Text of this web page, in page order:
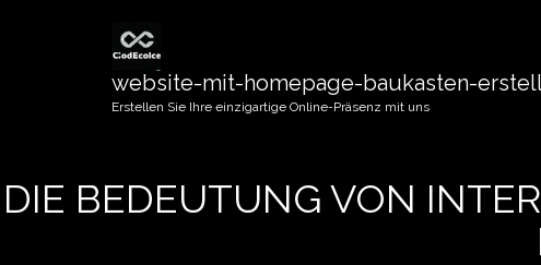
website-mit-homepage-baukasten-
Erstellen Sie Ihre einzigartige Online-Präsenz mit uns
DIE BEDEUTUNG VON